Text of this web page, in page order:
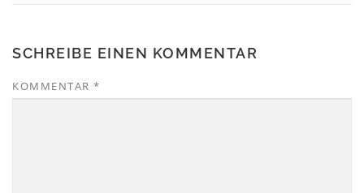
SCHREIBE EINEN KOMMENTAR
KOMMENTAR *